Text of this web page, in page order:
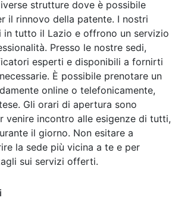
strutture dove è possibile
il rinnovo della patente. I nostri
tutto il Lazio e offrono un servizio
Presso le nostre sedi,
esperti e disponibili a fornirti
È possibile prenotare un
online o telefonicamente,
Gli orari di apertura sono
venire incontro alle esigenze di tutti,
il giorno. Non esitare a
la sede più vicina a te e per
sui servizi offerti.